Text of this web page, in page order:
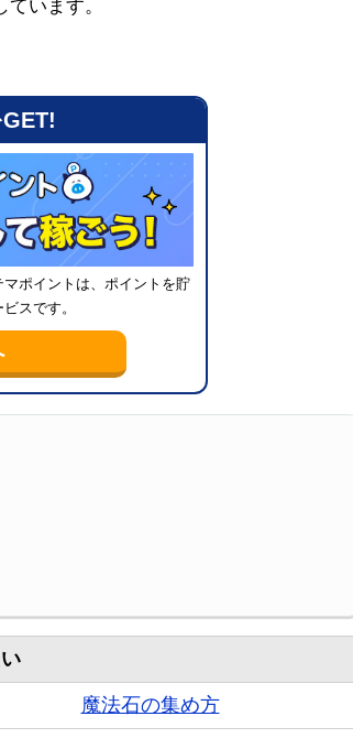
います。
ポイントは、ポイントを貯
スです。
魔法石の集め方